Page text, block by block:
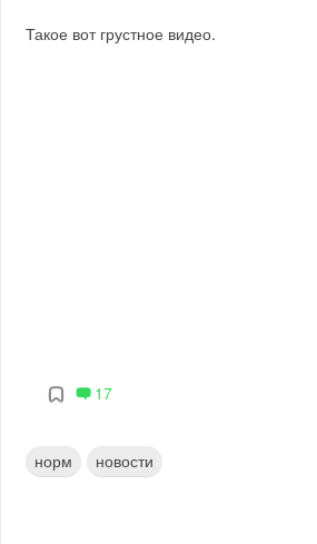
Такое вот грустное видео.
17
норм новости